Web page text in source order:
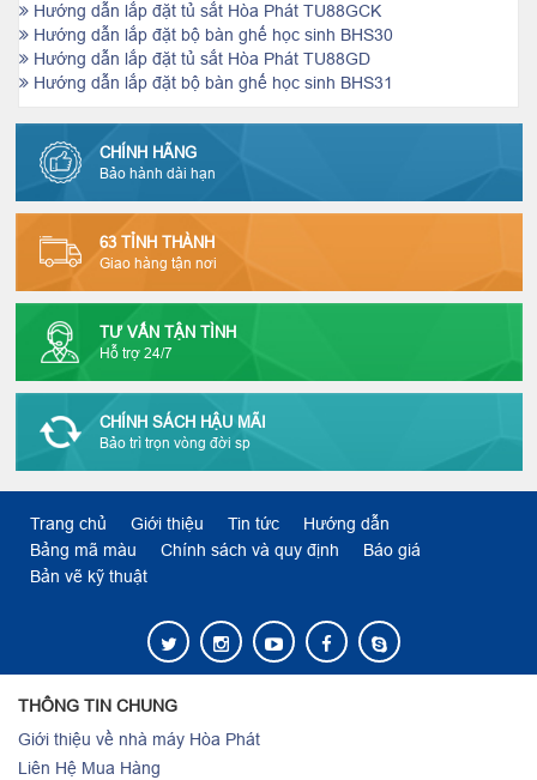
Hướng dẫn lắp đặt tủ sắt Hòa Phát TU88GCK
Hướng dẫn lắp đặt bộ bàn ghế học sinh BHS30
Hướng dẫn lắp đặt tủ sắt Hòa Phát TU88GD
Hướng dẫn lắp đặt bộ bàn ghế học sinh BHS31
CHÍNH HÃNG
Bảo hành dài hạn
63 TỈNH THÀNH
Giao hàng tận nơi
TƯ VẤN TẬN TÌNH
Hỗ trợ 24/7
CHÍNH SÁCH HẬU MÃI
Bảo trì trọn vòng đời sp
Trang chủ Giới thiệu Tin tức
Hướng dẫn
Bảng mã màu
Chính sách và quy định
Báo giá
Bản vẽ kỹ thuật
THÔNG TIN CHUNG
Giới thiệu về nhà máy Hòa Phát
Liên Hệ Mua Hàng